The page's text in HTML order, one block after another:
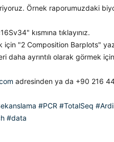
Örnek raporumuzdaki
kısmına tıklayınız.
"2 Composition Barplots"
ayrıntılı olarak görmek
adresinden ya da +90 216
#PCR #TotalSeq
#data